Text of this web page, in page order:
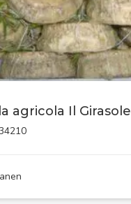
agricola Il Girasole